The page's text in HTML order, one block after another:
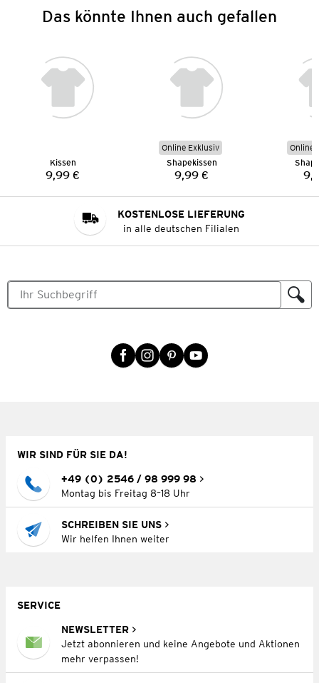
Das könnte Ihnen auch gefallen
Kissen
Preis:
9,99 €
Online Exklusiv
Shapekissen
Preis:
9,99 €
Online
KOSTENLOSE LIEFERUNG
in alle deutschen Filialen
WIR SIND FÜR SIE DA!
+49 (0) 2546 / 98 999 98
Montag bis Freitag 8–18 Uhr
SCHREIBEN SIE UNS
Wir helfen Ihnen weiter
SERVICE
NEWSLETTER
Jetzt abonnieren und keine Angebote und Aktionen
mehr verpassen!